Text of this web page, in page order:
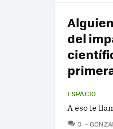
del
ESPACIO
A eso le
0